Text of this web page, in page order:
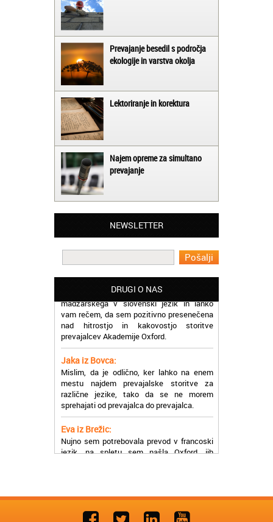
Prevajanje besedil s področja
ekologije in varstva okolja
Lektoriranje in korektura
Najem opreme za simultano
prevajanje
NEWSLETTER
DRUGI O NAS
Matjaž iz Ajdovščine:
prevajalske storitve opravljajo hitro in
učinkoviti.
Martina iz Bleda:
Potrebovala sem prevajanje iz
madžarskega v slovenski jezik in lahko
nad hitrostjo in kakovostjo storitve
prevajalcev Akademije Oxford.
Jaka iz Bovca:
Mislim, da je odlično, ker lahko na enem
mestu najdem prevajalske storitve za
različne jezike, tako da se ne morem
sprehajati od prevajalca do prevajalca.
Eva iz Brežic:
Nujno sem potrebovala prevod v francoski
jezik, na spletu sem našla Oxford, jih
poklicala in v roku nekaj ur sem po
samo pohvalne besede!